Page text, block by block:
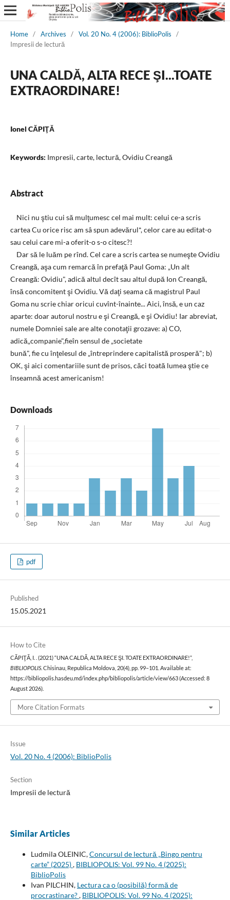
Home / Archives / Vol. 20 No. 4 (2006): BiblioPolis
/
Impresii de lectură
UNA CALDĂ, ALTA RECE ŞI...TOATE
EXTRAORDINARE!
Ionel CĂPIŢĂ
Keywords: Impresii, carte, lectură, Ovidiu Creangă
Abstract
Nici nu ştiu cui să mulţumesc cel mai mult: celui ce-a scris
cartea Cu orice risc am sâ spun adevărul*, celor care au editat-o
sau celui care mi-a oferit-o s-o citesc?!
Dar să le luăm pe rînd. Cel care a scris cartea se numeşte Ovidiu
Creangă, aşa cum remarcă în prefaţă Paul Goma: „Un alt
Creangă: Ovidiu", adică altul decît sau altul după Ion Creangă,
însă concomitent şi Ovidiu. Vă daţi seama că magistrul Paul
Goma nu scrie chiar oricui cuvînt-înainte... Aici, însă, e un caz
aparte: doar autorul nostru e şi Creangă, e şi Ovidiu! Iar abreviat,
numele Domniei sale are alte conotaţii grozave: a) CO,
adică„companie",fieîn sensul de „societate
bună", fie cu înţelesul de „întreprindere capitalistă prosperă"; b)
OK, şi aici comentariile sunt de prisos, căci toată lumea ştie ce
înseamnă acest americanism!
Downloads
pdf
Published
15.05.2021
How to Cite
CĂPIŢĂ, I. . (2021) “UNA CALDĂ, ALTA RECE ŞI. TOATE EXTRAORDINARE!”,
BIBLIOPOLIS. Chisinau, Republica Moldova, 20(4), pp. 99–101. Available at:
https://bibliopolis.hasdeu.md/index.php/bibliopolis/article/view/663 (Accessed: 8
August 2026).
More Citation Formats
Issue
Vol. 20 No. 4 (2006): BiblioPolis
Section
Impresii de lectură
Similar Articles
Ludmila OLEINIC,Concursul de lectură „Bingo pentru
carte” (2025), BIBLIOPOLIS: Vol. 99 No. 4 (2025):
BiblioPolis
Ivan PILCHIN, Lectura ca o (posibilă) formă de
procrastinare?, BIBLIOPOLIS: Vol. 99 No. 4 (2025):